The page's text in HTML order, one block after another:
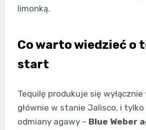
limonką.
Co warto wiedzieć o
start
Tequilę produkuje się wyłącznie
głównie w stanie Jalisco, i
odmiany agawy – Blue Weber